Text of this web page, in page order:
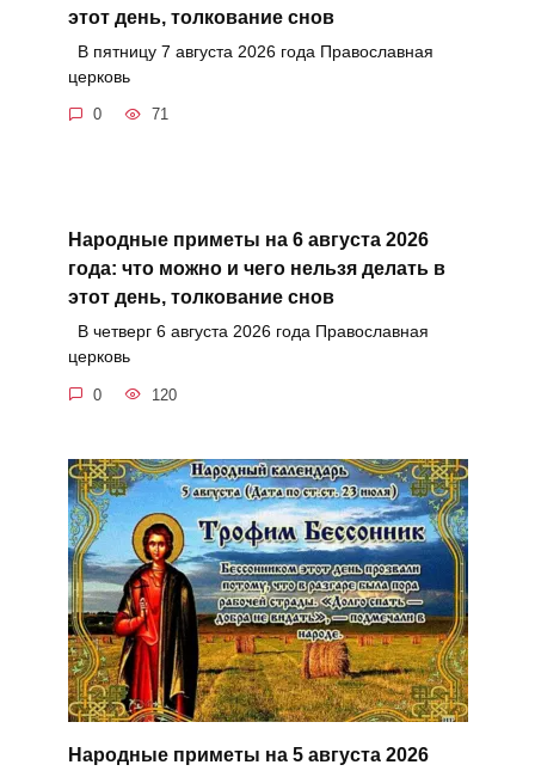
этот день, толкование снов
В пятницу 7 августа 2026 года Православная
церковь
0 71
Народные приметы на 6 августа 2026
года: что можно и чего нельзя делать в
этот день, толкование снов
В четверг 6 августа 2026 года Православная
церковь
0 120
Народные приметы на 5 августа 2026